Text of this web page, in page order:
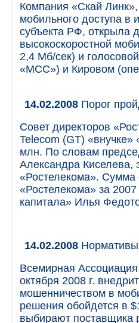
Компания «Скай
мобильного доступа в
субъекта РФ, открыла
высокоскоростной
2,4 Мб/сек) и
«МСС») и Кировом
14.02.2008 Порог
Совет директоров
Telecom (GT)
млн. По словам
Александра Киселева,
«Ростелекома». Сумма
«Ростелекома» за
капитала» Илья
14.02.2008 Нормативы
Всемирная
октября 2008 г.
мошенничеством в
решения обойдется в
выбирают поставщика